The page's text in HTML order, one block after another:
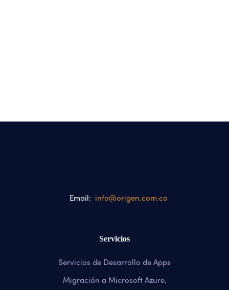
Email: info@origen.com.co
Servicios
Servicios de Desarrollo de Apps
Migración a Microsoft Azure.